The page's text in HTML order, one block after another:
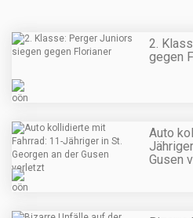
2.
gegen
Auto
Gusen